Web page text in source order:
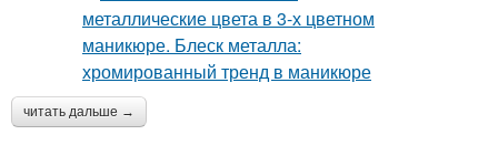
читать дальше →